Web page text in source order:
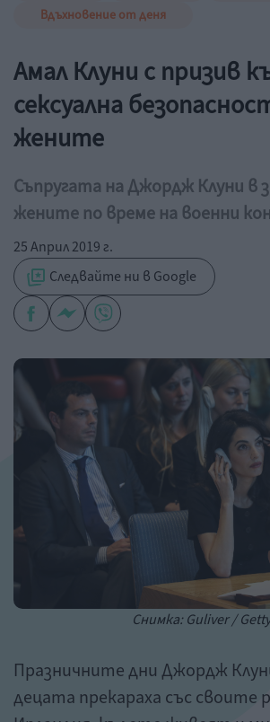
Вдъхновение от деня
Амал Клуни с призив
сексуална
жените
Съпругата на Джордж Клуни в
жените по време на военни
25 Април 2019 г.
Следвайте ни в Google
Снимка: Guliver / Getty
Празничните дни Джордж
децата прекараха със своите